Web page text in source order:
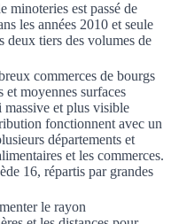
minoteries est passé de
les années 2010 et seule
deux tiers des volumes de
commerces de bourgs
et moyennes surfaces
massive et plus visible
fonctionnent avec un
départements et
et les commerces.
16, répartis par grandes
le rayon